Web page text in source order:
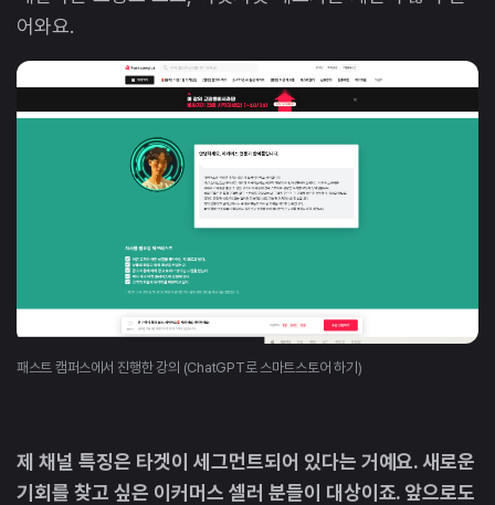
어와요.
패스트 캠퍼스에서 진행한 강의 (ChatGPT로 스마트스토어 하기)
제 채널 특징은 타겟이 세그먼트되어 있다는 거예요. 새로운
기회를 찾고 싶은 이커머스 셀러 분들이 대상이죠. 앞으로도